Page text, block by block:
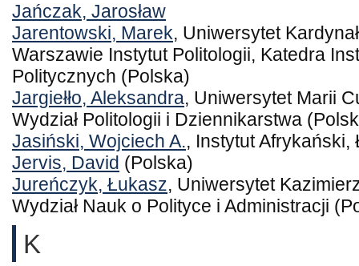
Jańczak, Jarosław
Jarentowski, Marek, Uniwersytet
Warszawie Instytut Politologii, Katedra
Politycznych (Polska)
Jargiełło, Aleksandra, Uniwersytet Marii
Wydział Politologii i Dziennikarstwa
Jasiński, Wojciech A., Instytut Afrykański,
Jervis, David (Polska)
Jureńczyk, Łukasz, Uniwersytet
Wydział Nauk o Polityce i Administracji
K